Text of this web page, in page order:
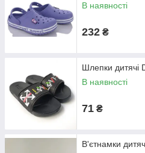
В наявності
232 ₴
Шлепки дитячі
В наявності
71 ₴
В'єтнамки